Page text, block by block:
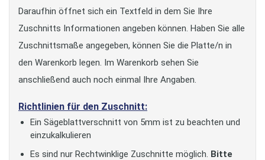
Daraufhin öffnet sich ein Textfeld in dem Sie Ihre
Zuschnitts Informationen angeben können. Haben Sie alle
Zuschnittsmaße angegeben, können Sie die Platte/n in
den Warenkorb legen. Im Warenkorb sehen Sie
anschließend auch noch einmal Ihre Angaben.
Richtlinien für den Zuschnitt:
Ein Sägeblattverschnitt von 5mm ist zu beachten und
einzukalkulieren
Es sind nur Rechtwinklige Zuschnitte möglich. Bitte